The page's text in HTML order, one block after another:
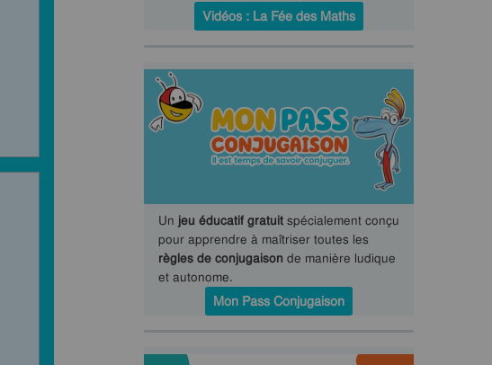
Vidéos : La Fée des Maths
Un jeu éducatif gratuitspécialement conçu
pour apprendre à maîtriser toutes les
règles de conjugaison de manière ludique
et autonome.
Mon Pass Conjugaison